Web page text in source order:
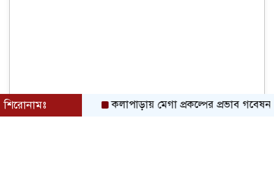
শিরোনামঃ কলাপাড়ায় মেগা প্রকল্পের প্রভাব